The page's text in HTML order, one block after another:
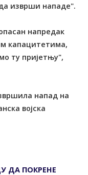
да изврши нападе".
напредак
капацитетима,
ту пријетњу",
напад на
војска
ДА ПОКРЕНЕ